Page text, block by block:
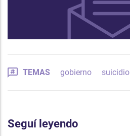
TEMAS gobierno suicidio
Seguí leyendo